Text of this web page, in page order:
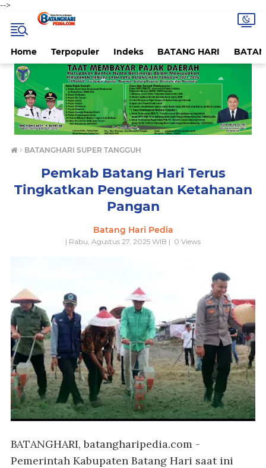
-->
Home Terpopuler Indeks BATANG HARI
› BATANGHARI SUPER TANGGUH
Pemkab Batang Hari Terus
Tingkatkan Penguatan Ketahanan
Pangan
Batang Hari Pedia
| Rabu, Agustus 27, 2025 WIB | 0 Views
BATANGHARI, batangharipedia.com -
Pemerintah Kabupaten Batang Hari saat ini